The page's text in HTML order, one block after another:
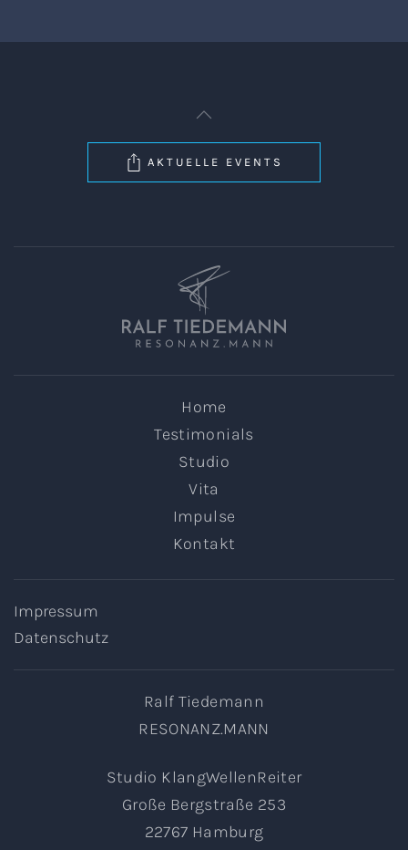
AKTUELLE EVENTS
Home
Testimonials
Studio
Vita
Impulse
Kontakt
Impressum
Datenschutz
Ralf Tiedemann
RESONANZ.MANN
Studio KlangWellenReiter
Große Bergstraße 253
22767 Hamburg